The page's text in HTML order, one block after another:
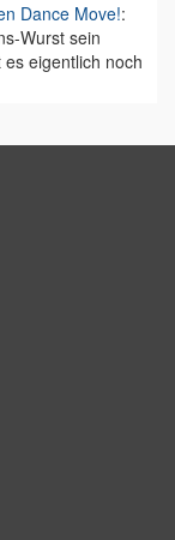
Dance Move!:
Wurst sein
eigentlich noch